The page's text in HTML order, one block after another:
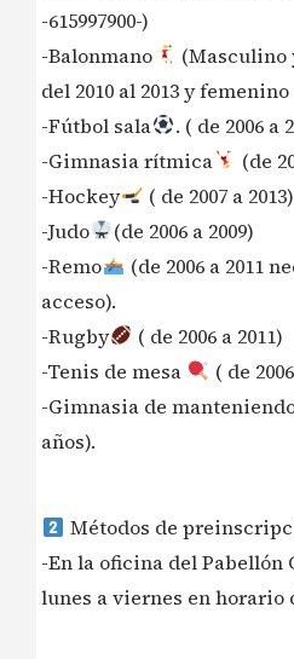
-615997900-)
-Balonmano
(Masculino
del 2010 al 2013 y
-Fútbol sala
. ( de 2006 a
-Gimnasia rítmica
(de
-Hockey
( de 2007 a 2013)
-Judo
(de 2006 a 2009)
-Remo
(de 2006 a 2011
acceso).
-Rugby
( de 2006 a 2011)
-Tenis de mesa
( de
-Gimnasia de
años).
Métodos de
-En la oficina del Pabellón
lunes a viernes en horario